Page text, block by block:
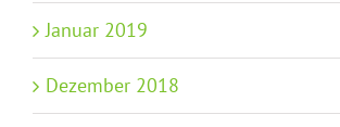
Januar 2019
Dezember 2018